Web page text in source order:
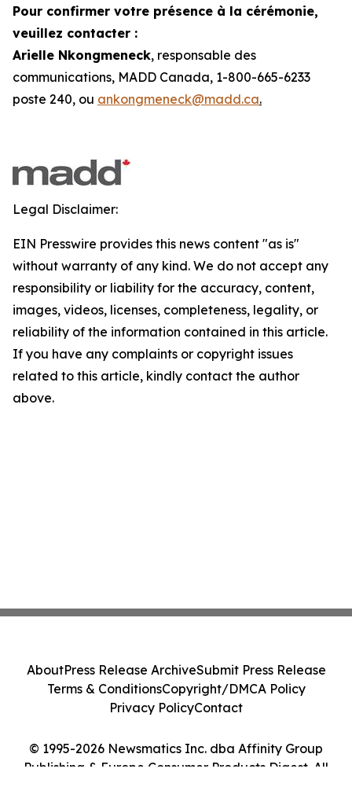
Pour confirmer votre présence à la cérémonie,
veuillez contacter :
Arielle Nkongmeneck, responsable des
communications, MADD Canada, 1-800-665-6233
poste 240, ou ankongmeneck@madd.ca.
Legal Disclaimer:
EIN Presswire provides this news content "as is"
without warranty of any kind. We do not accept any
responsibility or liability for the accuracy, content,
images, videos, licenses, completeness, legality, or
reliability of the information contained in this article.
If you have any complaints or copyright issues
related to this article, kindly contact the author
above.
© 1995-2026 Newsmatics Inc. dba Affinity Group
Publishing & Europe Consumer Products Digest. All
AboutPress Release ArchiveSubmit Press Release
Terms & ConditionsCopyright/DMCA Policy
Privacy PolicyContact